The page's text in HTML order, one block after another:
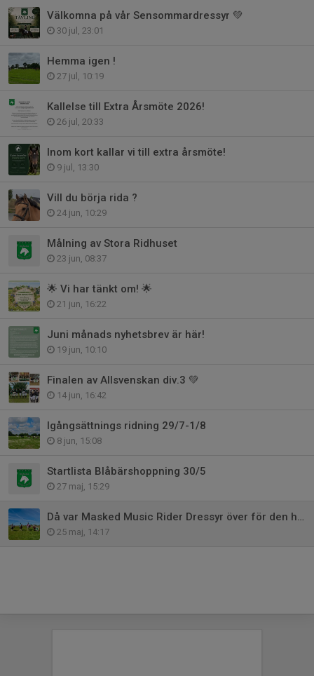
Välkomna på vår Sensommardressyr 💚
30 jul, 23:01
Hemma igen !
27 jul, 10:19
Kallelse till Extra Årsmöte 2026!
26 jul, 20:33
Inom kort kallar vi till extra årsmöte!
9 jul, 13:30
Vill du börja rida ?
24 jun, 10:29
Målning av Stora Ridhuset
23 jun, 08:37
🌟 Vi har tänkt om! 🌟
21 jun, 16:22
Juni månads nyhetsbrev är här!
19 jun, 10:10
Finalen av Allsvenskan div.3 💚
14 jun, 16:42
Igångsättnings ridning 29/7-1/8
8 jun, 15:08
Startlista Blåbärshoppning 30/5
27 maj, 15:29
Då var Masked Music Rider Dressyr över för den här gången 🎠
25 maj, 14:17